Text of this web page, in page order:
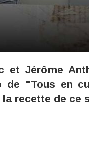
et Jérôme
de "Tous en
recette de ce